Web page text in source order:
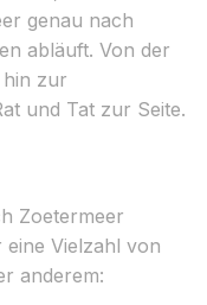
genau nach
abläuft. Von der
hin zur
und Tat zur Seite.
Zoetermeer
Vielzahl von
anderem: